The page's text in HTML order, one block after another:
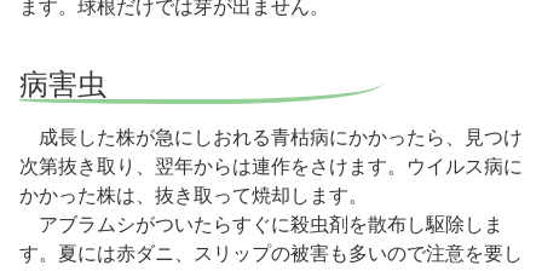
ます。球根だけでは芽が出ません。
病害虫
成長した株が急にしおれる青枯病にかかったら、見つけ
次第抜き取り、翌年からは連作をさけます。ウイルス病に
かかった株は、抜き取って焼却します。
アブラムシがついたらすぐに殺虫剤を散布し駆除しま
す。夏には赤ダニ、スリップの被害も多いので注意を要し